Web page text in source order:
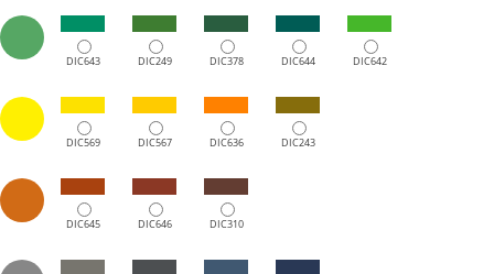
DIC643 DIC249 DIC378 DIC644 DIC642
DIC569 DIC567 DIC636 DIC243
DIC645 DIC646 DIC310